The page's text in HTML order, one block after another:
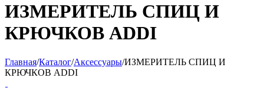
ИЗМЕРИТЕЛЬ СПИЦ И
КРЮЧКОВ ADDI
Главная/Каталог/Аксессуары/ИЗМЕРИТЕЛЬ СПИЦ И
КРЮЧКОВ ADDI